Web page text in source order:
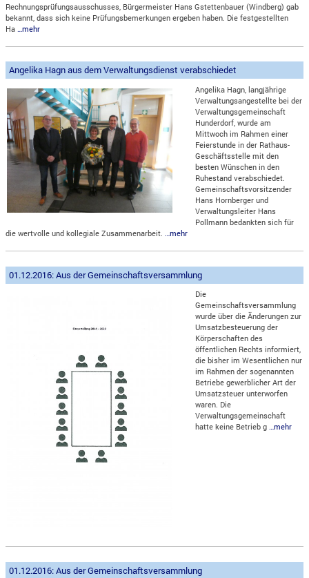
Rechnungsprüfungsausschusses, Bürgermeister Hans Gstettenbauer (Windberg) gab
bekannt, dass sich keine Prüfungsbemerkungen ergeben haben. Die festgestellten
Ha
…mehr
Angelika Hagn aus dem Verwaltungsdienst verabschiedet
Angelika Hagn, langjährige
Verwaltungsangestellte bei der
Verwaltungsgemeinschaft
Hunderdorf, wurde am
Mittwoch im Rahmen einer
Feierstunde in der Rathaus-
Geschäftsstelle mit den
besten Wünschen in den
Ruhestand verabschiedet.
Gemeinschaftsvorsitzender
Hans Hornberger und
Verwaltungsleiter Hans
Pollmann bedankten sich für
die wertvolle und kollegiale Zusammenarbeit.
…mehr
01.12.2016: Aus der Gemeinschaftsversammlung
Die
Gemeinschaftsversammlung
wurde über die Änderungen zur
Umsatzbesteuerung der
Körperschaften des
öffentlichen Rechts informiert,
die bisher im Wesentlichen nur
im Rahmen der sogenannten
Betriebe gewerblicher Art der
Umsatzsteuer unterworfen
waren. Die
Verwaltungsgemeinschaft
hatte keine Betrieb g…mehr
01.12.2016: Aus der Gemeinschaftsversammlung